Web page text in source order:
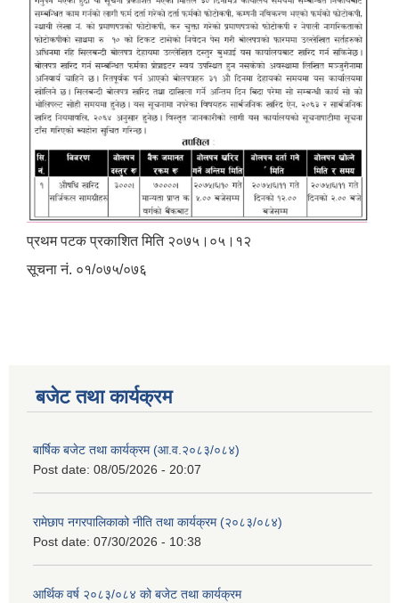
प्रथम पटक प्रकाशित मिति २०७५।०५।१२
सूचना नं. ०१/०७५/०७६
बजेट तथा कार्यक्रम
बार्षिक बजेट तथा कार्यक्रम (आ.व.२०८३/०८४)
Post date: 08/05/2026 - 20:07
रामेछाप नगरपालिकाको नीति तथा कार्यक्रम (२०८३/०८४)
Post date: 07/30/2026 - 10:38
आर्थिक वर्ष २०८३/०८४ को बजेट तथा कार्यक्रम